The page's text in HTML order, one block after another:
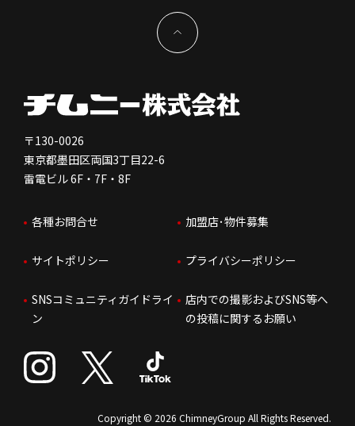
新型コロナウイルス対応
コーポレートガバナンス
免責事項
株価情報
IRお問合せ
会社を知る
人を知る
はたらく環境
人財育成
サステナビリティ
独立支援について
FC加盟店お問合せ
〒130-0026
東京都墨田区両国3丁目22-6
雷電ビル 6F・7F・8F
各種お問合せ 加盟店･物件募集
サイトポリシー プライバシーポリシー
SNSコミュニティガイドライ
ン
店内での撮影およびSNS等へ
の投稿に関するお願い
Copyright © 2026 ChimneyGroup All Rights Reserved.